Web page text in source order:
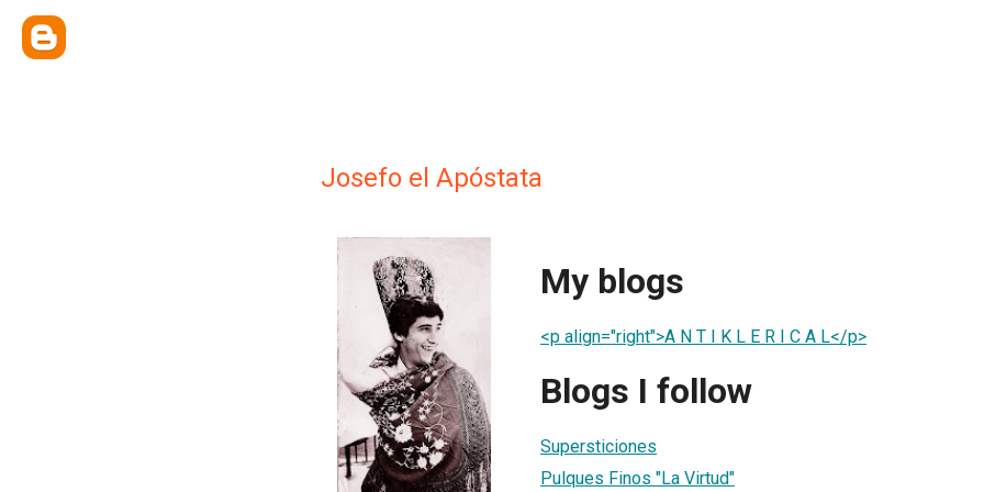
Josefo el Apóstata
My blogs
<p align="right">A N T I K L E R I C A L</p>
Blogs I follow
Supersticiones
Pulques Finos "La Virtud"